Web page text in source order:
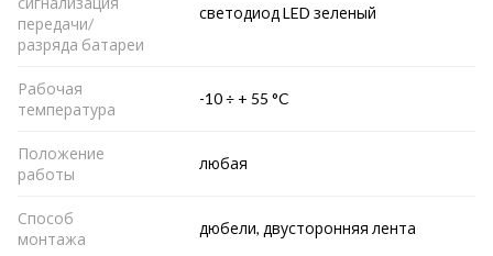
передачи/
разряда батареи
светодиод LED зеленый
Рабочая
температура
-10 ÷ + 55 °C
Положение
работы
любая
Способ
монтажа
дюбели, двусторонняя лента